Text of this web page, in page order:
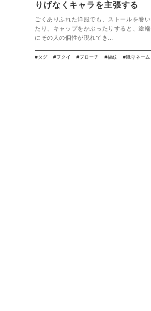
りげなくキャラを主張する
【タグブローチ】
ごくありふれた洋服でも、ストールを巻い
たり、キャップをかぶったりすると、途端
にその人の個性が現れてき...
タグ フクイ ブローチ 福紋 織りネーム